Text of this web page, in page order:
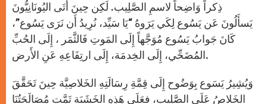
ذِكراً وَاضِحاً لاسمِ الصَّلِيب. لَكِن حِينَ أَتَى اليُونَانِيُّونَ
يَسأَلُونَ عَن يَسُوع لِكَي يَرَوهُ “يَا سَيِّد، نُرِيدُ أَن نَرَى يَسُوع”،
كَانَ جَوابُ يَسُوع مُوَجَّهاً إِلَى المَوتِ فَالثَّمَر ، إِلَى الحُبِّ
المُضَحِّي، إِلَى الخِدمَة، إِلَى ارتِفَاعِهِ عَنِ الأَرض.
وَيُشِيرُ يَسَوع بِوَضُوح إِلَى قِمَّةِ رِسَالَتِهِ الخَلاصِيَّة حِينَ تَحَقَّقَ
الخَلاصُ عَلَى الصَّلِيب، فعَلَى هَذِهِ الخَشَبَة تَمَّت مُصَالَحَتُنَا